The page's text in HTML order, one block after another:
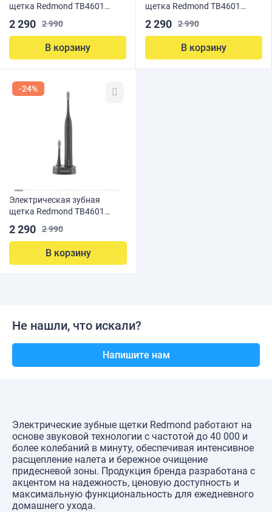
щетка Redmond TB4601
2 990
2 290
В корзину
щетка Redmond TB4601
2 990
2 290
В корзину
-24%
Электрическая зубная
щетка Redmond TB4601
2 990
2 290
В корзину
Не нашли, что искали?
Напишите нам
Электрические зубные щетки Redmond работают на
основе звуковой технологии с частотой до 40 000 и
более колебаний в минуту, обеспечивая интенсивное
расщепление налета и бережное очищение
придесневой зоны. Продукция бренда разработана с
акцентом на надежность, ценовую доступность и
максимальную функциональность для ежедневного
домашнего ухода.